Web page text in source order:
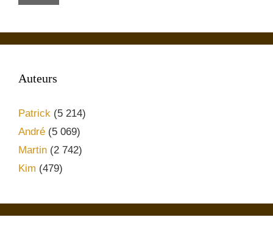
Auteurs
Patrick (5 214)
André (5 069)
Martin (2 742)
Kim (479)